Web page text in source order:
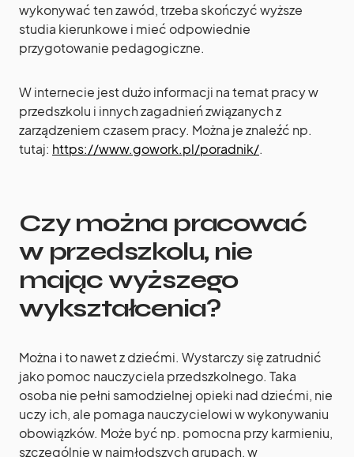
wykonywać ten zawód, trzeba skończyć wyższe
studia kierunkowe i mieć odpowiednie
przygotowanie pedagogiczne.
W internecie jest dużo informacji na temat pracy w
przedszkolu i innych zagadnień związanych z
zarządzeniem czasem pracy. Można je znaleźć np.
tutaj: https://www.gowork.pl/poradnik/.
Czy można pracować
w przedszkolu, nie
mając wyższego
wykształcenia?
Można i to nawet z dziećmi. Wystarczy się zatrudnić
jako pomoc nauczyciela przedszkolnego. Taka
osoba nie pełni samodzielnej opieki nad dziećmi, nie
uczy ich, ale pomaga nauczycielowi w wykonywaniu
obowiązków. Może być np. pomocna przy karmieniu,
szczególnie w najmłodszych grupach, w